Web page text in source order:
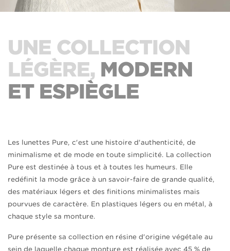
UNE COLLECTION
LÉGÈRE, MODERN
ET ESPIÈGLE
Les lunettes Pure, c'est une histoire d'authenticité, de
minimalisme et de mode en toute simplicité. La collection
Pure est destinée à tous et à toutes les humeurs. Elle
redéfinit la mode grâce à un savoir-faire de grande qualité,
des matériaux légers et des finitions minimalistes mais
pourvues de caractère. En plastiques légers ou en métal, à
chaque style sa monture.
Pure présente sa collection en résine d'origine végétale au
sein de laquelle chaque monture est réalisée avec 45 % de